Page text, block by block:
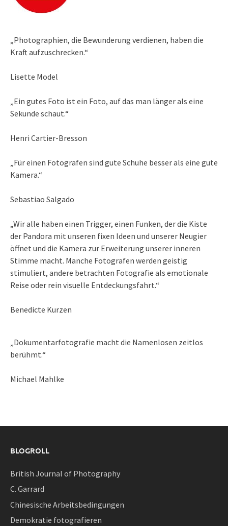
„Photographien, die Bewunderung verdienen, haben die
Kraft aufzuschrecken.“
Lisette Model
„Ein gutes Foto ist ein Foto, auf das man länger als eine
Sekunde schaut.“
Henri Cartier-Bresson
„Für einen Fotografen sind gute Schuhe besser als eine gute
Kamera.“
Sebastiao Salgado
„Wir alle haben einen Trigger, einen Funken, der die Kiste
der Pandora mit unseren fixen Ideen und unserer Neugier
öffnet und die Kamera zur Erweiterung unserer inneren
Stimme macht. Manche Fotografen werden geistig
stimuliert, andere betrachten Fotografie als emotionale
Reise oder rein visuelle Entdeckungsfahrt.“
Benedicte Kurzen
„Dokumentarfotografie macht die Namenlosen zeitlos
berühmt.“
Michael Mahlke
BLOGROLL
British Journal of Photography
C. Garrard
Chinesische Arbeitsbedingungen
Demokratie fotografieren